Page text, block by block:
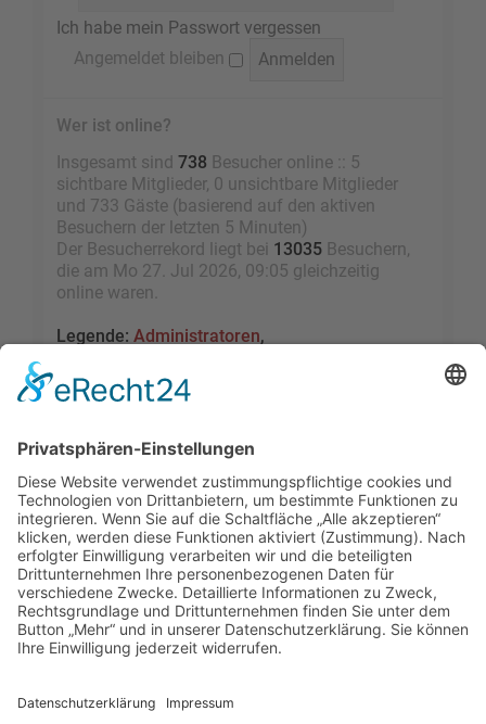
Ich habe mein Passwort vergessen
Angemeldet bleiben
Wer ist online?
Insgesamt sind 738 Besucher online :: 5
sichtbare Mitglieder, 0 unsichtbare Mitglieder
und 733 Gäste (basierend auf den aktiven
Besuchern der letzten 5 Minuten)
Der Besucherrekord liegt bei 13035 Besuchern,
die am Mo 27. Jul 2026, 09:05 gleichzeitig
online waren.
Legende: Administratoren,
Kürzlich registrierte Benutzer
Beiträge insgesamt
109460
• Themen insgesamt
9528• Mitglieder insgesamt2455• Unser
neuestes Mitglied:sky1005